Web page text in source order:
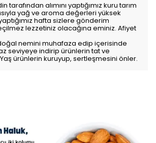
tarafından alımını yaptığımız kuru tarım
yağ ve aroma değerleri yüksek
hafta sizlere gönderim
lezzetiniz olacağına eminiz. Afiyet
nemini muhafaza edip içerisinde
seviyeye indirip ürünlerin tat ve
ürünlerin kuruyup, sertleşmesini önler.